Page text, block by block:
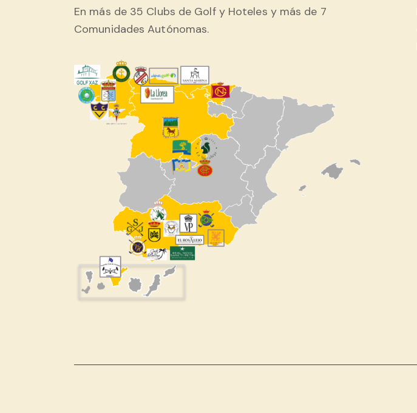
En más de 35 Clubs de Golf y Hoteles y más de 7
Comunidades Autónomas.